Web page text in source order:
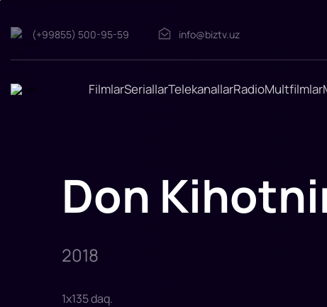
Kihotning
sarguzashtlari
(+99855) 500-95-59 info@biztv.uz
FilmlarSeriallarTelekanallarRadioMultfilmlar
Don
2018
1x135daq.